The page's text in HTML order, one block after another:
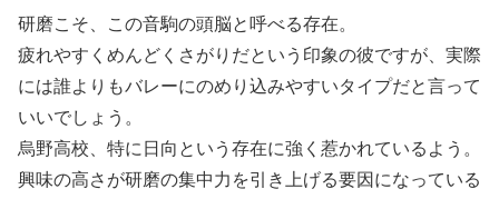
研磨こそ、この音駒の頭脳と呼べる存在。
疲れやすくめんどくさがりだという印象の彼ですが、実際
には誰よりもバレーにのめり込みやすいタイプだと言って
いいでしょう。
烏野高校、特に日向という存在に強く惹かれているよう。
興味の高さが研磨の集中力を引き上げる要因になっている